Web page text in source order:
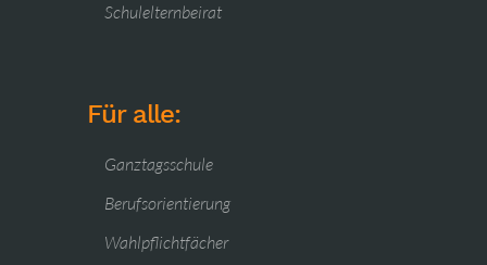
Schulelternbeirat
Für alle:
Ganztagsschule
Berufsorientierung
Wahlpflichtfächer